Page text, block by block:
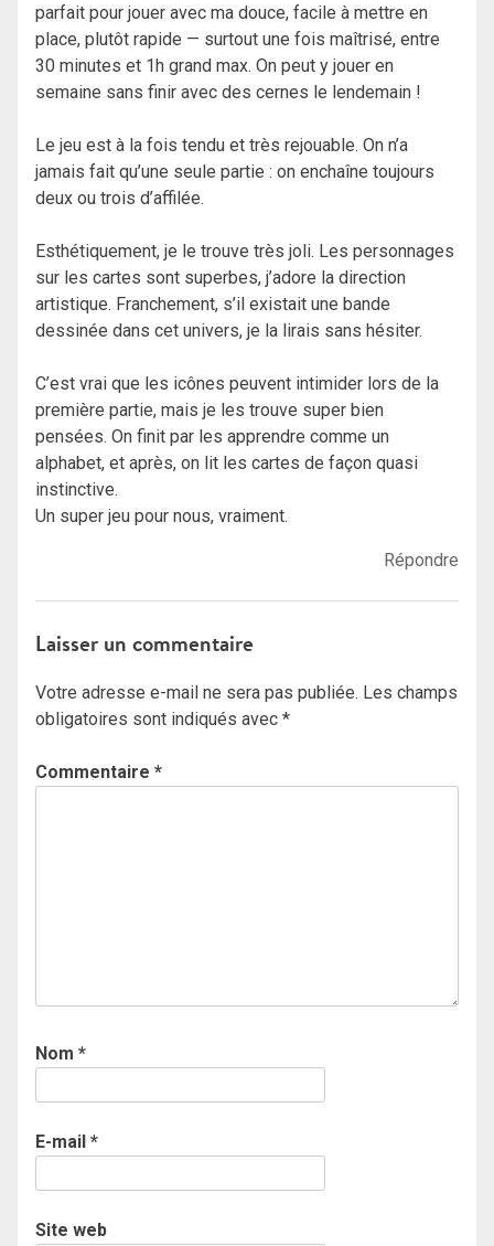
parfait pour jouer avec ma douce, facile à mettre en
place, plutôt rapide — surtout une fois maîtrisé, entre
30 minutes et 1h grand max. On peut y jouer en
semaine sans finir avec des cernes le lendemain !
Le jeu est à la fois tendu et très rejouable. On n’a
jamais fait qu’une seule partie : on enchaîne toujours
deux ou trois d’affilée.
Esthétiquement, je le trouve très joli. Les personnages
sur les cartes sont superbes, j’adore la direction
artistique. Franchement, s’il existait une bande
dessinée dans cet univers, je la lirais sans hésiter.
C’est vrai que les icônes peuvent intimider lors de la
première partie, mais je les trouve super bien
pensées. On finit par les apprendre comme un
alphabet, et après, on lit les cartes de façon quasi
instinctive.
Un super jeu pour nous, vraiment.
Répondre
Laisser un commentaire
Votre adresse e-mail ne sera pas publiée. Les champs
obligatoires sont indiqués avec *
Commentaire *
Nom *
E-mail *
Site web